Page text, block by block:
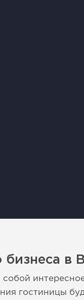
бизнеса в
гостиницы